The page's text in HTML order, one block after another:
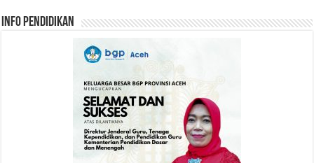
Info Pendidikan